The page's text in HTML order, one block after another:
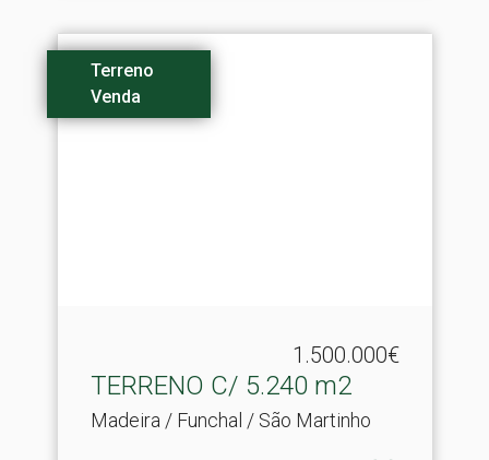
Terreno
Venda
1.500.000€
TERRENO C/ 5.​240 m2
Madeira / Funchal / São Martinho